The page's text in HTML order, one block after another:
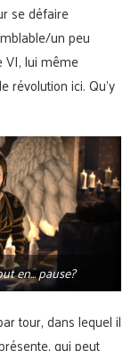
se défaire
un peu
VI, lui même
révolution ici. Qu’y
en… pause?
tour, dans lequel il
qui peut